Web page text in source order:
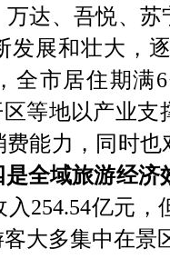
万达、吾悦、
发展和壮大，
，全市居住期满6
区等地以产业
能力，同时
是全域旅游经济
入 254.54亿元，
大多集中在